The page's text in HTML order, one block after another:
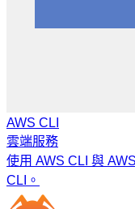
AWS CLI
雲端服務
使用 AWS CLI 與
CLI。